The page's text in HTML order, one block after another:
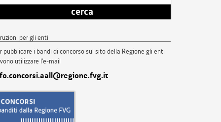
cerca
per gli enti
pubblicare i bandi di concorso sul sito della Regione gli enti
utilizzare l'e-mail